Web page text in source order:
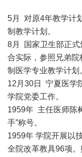
5月 对原4年教学计
制教学计划。
8月 国家卫生部正式
合实际，参照兄弟
制医学专业教学计划
12月30日 宁夏医学
学院党委工作。
1959年 主任医师陈
手”称号。
1959年 学院开展以
全院改革教具96项